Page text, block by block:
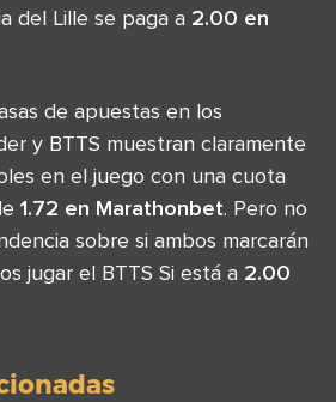
del Lille se paga a 2.00 en
de apuestas en los
y BTTS muestran claramente
en el juego con una cuota
1.72 en Marathonbet. Pero no
sobre si ambos marcarán
jugar el BTTS Si está a 2.00